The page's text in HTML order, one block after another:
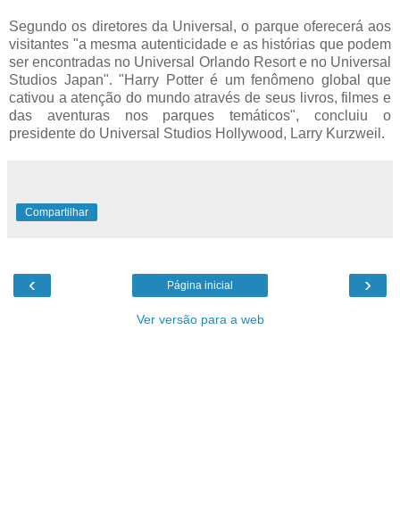
Segundo os diretores da Universal, o parque oferecerá aos
visitantes "a mesma autenticidade e as histórias que podem
ser encontradas no Universal Orlando Resort e no Universal
Studios Japan". "Harry Potter é um fenômeno global que
cativou a atenção do mundo através de seus livros, filmes e
das aventuras nos parques temáticos", concluiu o
presidente do Universal Studios Hollywood, Larry Kurzweil.
Compartilhar
‹ ›
Página inicial
Ver versão para a web